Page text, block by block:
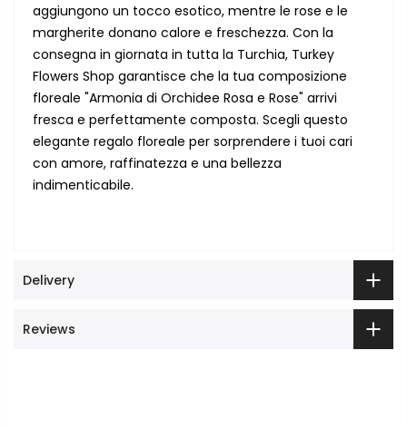
aggiungono un tocco esotico, mentre le rose e le
margherite donano calore e freschezza. Con la
consegna in giornata in tutta la Turchia, Turkey
Flowers Shop garantisce che la tua composizione
floreale "Armonia di Orchidee Rosa e Rose" arrivi
fresca e perfettamente composta. Scegli questo
elegante regalo floreale per sorprendere i tuoi cari
con amore, raffinatezza e una bellezza
indimenticabile.
Delivery
Reviews